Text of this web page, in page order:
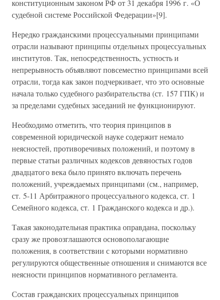
конституционным законом РФ от 31 декабря 1996 г. «О
судебной системе Российской Федерации»[9].
Нередко гражданскими процессуальными принципами
отрасли называют принципы отдельных процессуальных
институтов. Так, непосредственность, устность и
непрерывность объявляют повсеместно принципами всей
отрасли, тогда как закон подчеркивает, что это основные
начала только судебного разбирательства (ст. 157 ГПК) и
за пределами судебных заседаний не функционируют.
Необходимо отметить, что теория принципов в
современной юридической науке содержит немало
неясностей, противоречивых положений, и поэтому в
первые статьи различных кодексов девяностых годов
двадцатого века было принято включать перечень
положений, учреждаемых принципами (см., например,
ст. 5-11 Арбитражного процессуального кодекса, ст. 1
Семейного кодекса, ст. 1 Гражданского кодекса и др.).
Такая законодательная практика оправдана, поскольку
сразу же провозглашаются основополагающие
положения, в соответствии с которыми нормативно
регулируются общественные отношения и снимаются все
неясности принципов нормативного регламента.
Состав гражданских процессуальных принципов